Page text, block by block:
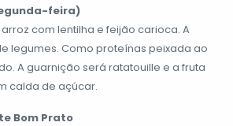
feira)
com lentilha e feijão carioca. A
legumes. Como proteínas peixada ao
A guarnição será ratatouille e a fruta
calda de açúcar.
Bom Prato